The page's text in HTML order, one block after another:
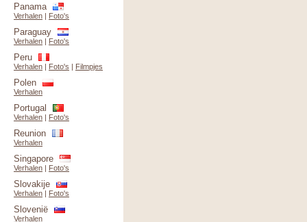
Panama
Verhalen | Foto's
Paraguay
Verhalen | Foto's
Peru
Verhalen | Foto's | Filmpjes
Polen
Verhalen
Portugal
Verhalen | Foto's
Reunion
Verhalen
Singapore
Verhalen | Foto's
Slovakije
Verhalen | Foto's
Slovenië
Verhalen